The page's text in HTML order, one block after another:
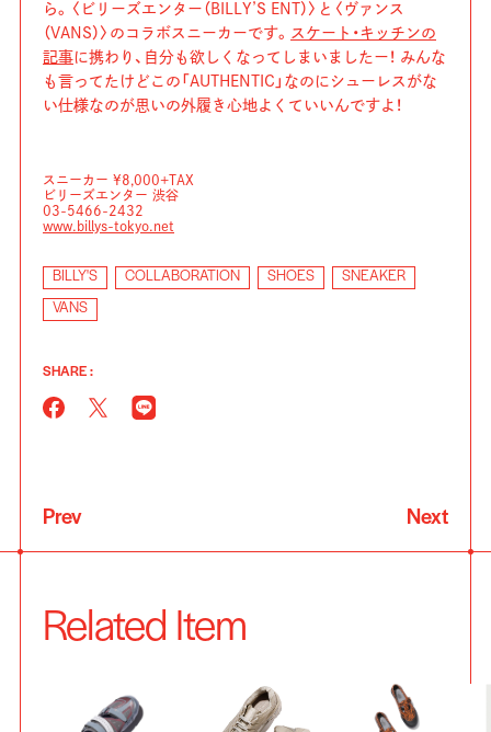
ら。〈ビリーズエンター（BILLY’S ENT）〉と〈ヴァンス
（VANS）〉のコラボスニーカーです。 スケート・キッチンの
記事に携わり、自分も欲しくなってしまいましたー！ みんな
も言ってたけどこの「AUTHENTIC」なのにシューレスがな
い仕様なのが思いの外履き心地よくていいんですよ！
スニーカー ¥8,000+TAX
ビリーズエンター 渋谷
03-5466-2432
www.billys-tokyo.net
BILLY'S COLLABORATION SHOES
SNEAKER
VANS
SHARE :
Prev Next
Related Item